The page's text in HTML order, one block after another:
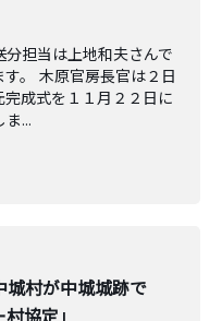
担当は上地和夫さんで
。 木原官房長官は２日
成式を１１月２２日に
...
城村が中城城跡で